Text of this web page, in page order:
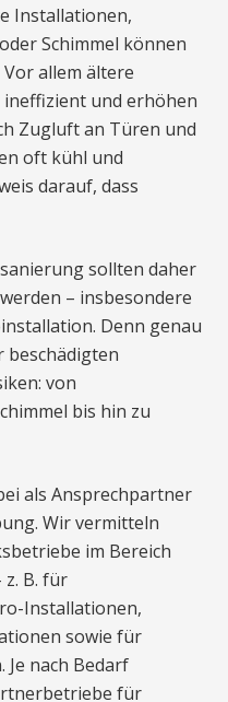
Installationen,
Schimmel können
allem ältere
und erhöhen
Zugluft an Türen und
oft kühl und
darauf, dass
sollten daher
– insbesondere
Denn genau
beschädigten
von
bis hin zu
als Ansprechpartner
Wir vermitteln
im Bereich
z. B. für
Installationen,
sowie für
Je nach Bedarf
für